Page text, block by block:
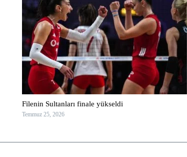
Filenin Sultanları finale yükseldi
Temmuz 25, 2026